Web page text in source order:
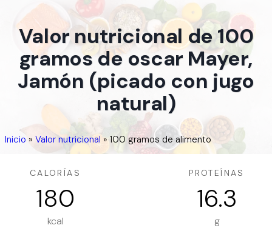
Valor nutricional de 100
gramos de oscar Mayer,
Jamón (picado con jugo
natural)
Inicio » Valor nutricional »100 gramos de alimento
CALORÍAS
180
kcal
PROTEÍNAS
16.3
g